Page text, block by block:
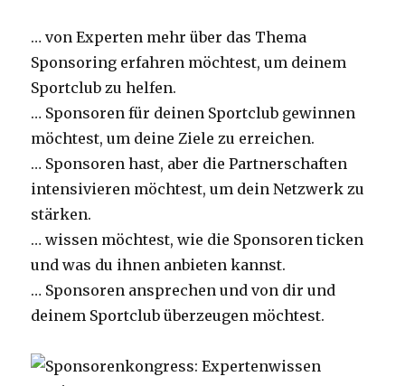
… von Experten mehr über das Thema
Sponsoring erfahren möchtest, um deinem
Sportclub zu helfen.
… Sponsoren für deinen Sportclub gewinnen
möchtest, um deine Ziele zu erreichen.
… Sponsoren hast, aber die Partnerschaften
intensivieren möchtest, um dein Netzwerk zu
stärken.
… wissen möchtest, wie die Sponsoren ticken
und was du ihnen anbieten kannst.
… Sponsoren ansprechen und von dir und
deinem Sportclub überzeugen möchtest.